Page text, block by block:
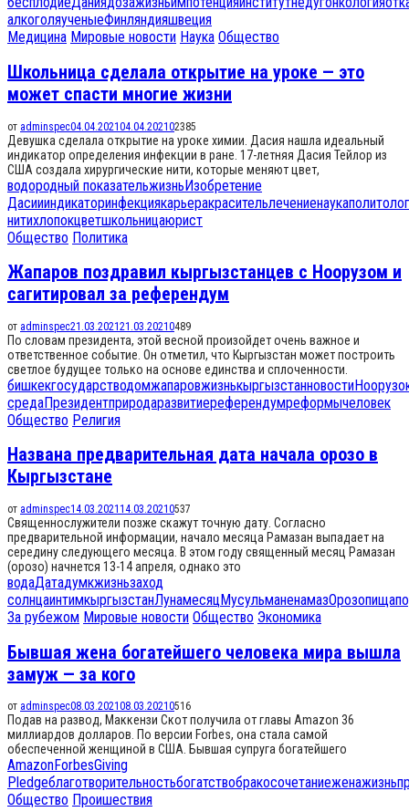
алкоголяученыеФинляндияшвеция
Медицина Мировые новости Наука Общество
Школьница сделала открытие на уроке — это
может спасти многие жизни
от adminspec04.04.202104.04.202102385
Девушка сделала открытие на уроке химии. Дасия нашла идеальный
индикатор определения инфекции в ране. 17-летняя Дасия Тейлор из
США создала хирургические нити, которые меняют цвет,
водородный показательжизньИзобретение
Дасиииндикаторинфекциякарьеракрасительлечениенаука
нитихлопокцветшкольницаюрист
Общество Политика
Жапаров поздравил кыргызстанцев с Ноорузом и
сагитировал за референдум
от adminspec21.03.202121.03.20210489
По словам президента, этой весной произойдет очень важное и
ответственное событие. Он отметил, что Кыргызстан может построить
светлое будущее только на основе единства и сплоченности.
бишкекгосударстводомжапаровжизнькыргызстанновостиНооруз
средаПрезидентприродаразвитиереферендумреформычеловек
Общество Религия
Названа предварительная дата начала орозо в
Кыргызстане
от adminspec14.03.2021 14.03.20210537
Священнослужители позже скажут точную дату. Согласно
предварительной информации, начало месяца Рамазан выпадает на
середину следующего месяца. В этом году священный месяц Рамазан
(орозо) начнется 13-14 апреля, однако это
водаДатадумкжизньзаход
солнцаинтимкыргызстанЛунамесяцМусульманенамазОрозопища
За рубежом Мировые новости Общество Экономика
Бывшая жена богатейшего человека мира вышла
замуж — за кого
от adminspec08.03.202108.03.20210516
Подав на развод, Маккензи Скот получила от главы Amazon 36
миллиардов долларов. По версии Forbes, она стала самой
обеспеченной женщиной в США. Бывшая супруга богатейшего
AmazonForbesGiving
Pledgeблаготворительностьбогатствобракосочетаниеженажизнь
Общество Проишествия